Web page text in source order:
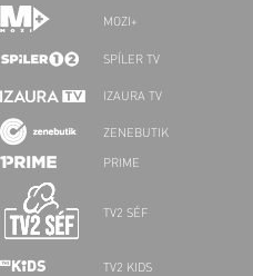
MOZI+
SPÍLER TV
IZAURA TV
ZENEBUTIK
PRIME
TV2 SÉF
TV2 KIDS